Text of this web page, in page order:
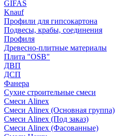
GIFAS
Knauf
Профили для гипсокартона
Подвесы, крабы, соединения
Профиля
Древесно-плитные материалы
Плита "OSB"
ДВП
ДСП
Фанера
Сухие строительные смеси
Смеси Alinex
Смеси Alinex (Основная группа)
Смеси Alinex (Под заказ)
Смеси Alinex (Фасованные)